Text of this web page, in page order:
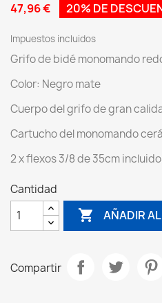
47,96 €
20% DE
Impuestos incluidos
Grifo de bidé monomando
Color: Negro mate
Cuerpo del grifo de gran
Cartucho del monomando
2 x flexos 3/8 de 35cm
Cantidad
 AÑADIR
Compartir